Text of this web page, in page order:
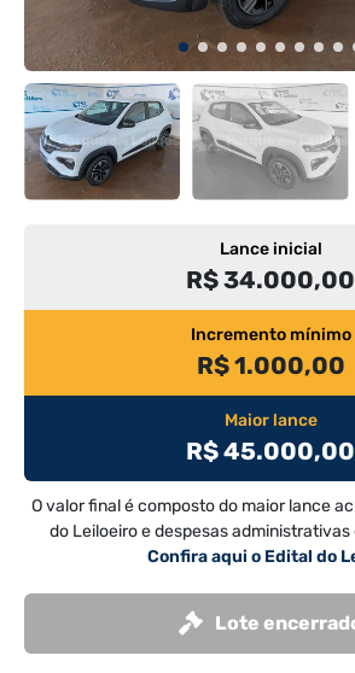
Lance inicial
R$ 34.000,00
Incremento mínimo
R$ 1.000,00
Maior lance
R$ 45.000,00
O valor final é composto do maior lance
do Leiloeiro e despesas
Confira aqui o Edital do
Lote